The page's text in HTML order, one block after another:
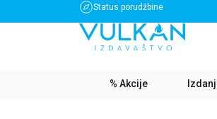
Status porudžbine
BESPLATNA DOSTAVA ZA
% Akcije